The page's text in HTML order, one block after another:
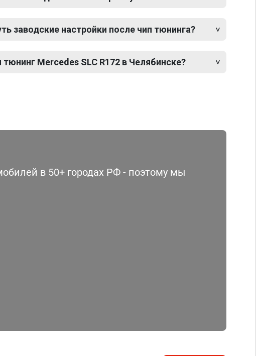
заводские настройки после чип тюнинга?
тюнинг Mercedes SLC R172 в Челябинске?
в 50+ городах РФ - поэтому мы